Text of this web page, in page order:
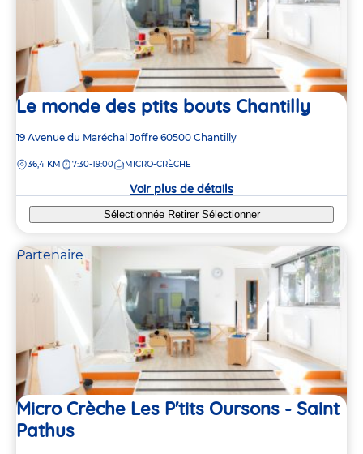
Le monde des ptits bouts Chantilly
Adresse
la
19 Avenue du Maréchal Joffre 60500 Chantilly
DISTANCE
36,4 KM 7:30-19:00 MICRO-CRÈCHE
Voir plus de détails
Sélectionnée Retirer Sélectionner
Partenaire
Micro Crèche Les P'tits Oursons - Saint
Pathus
4
4